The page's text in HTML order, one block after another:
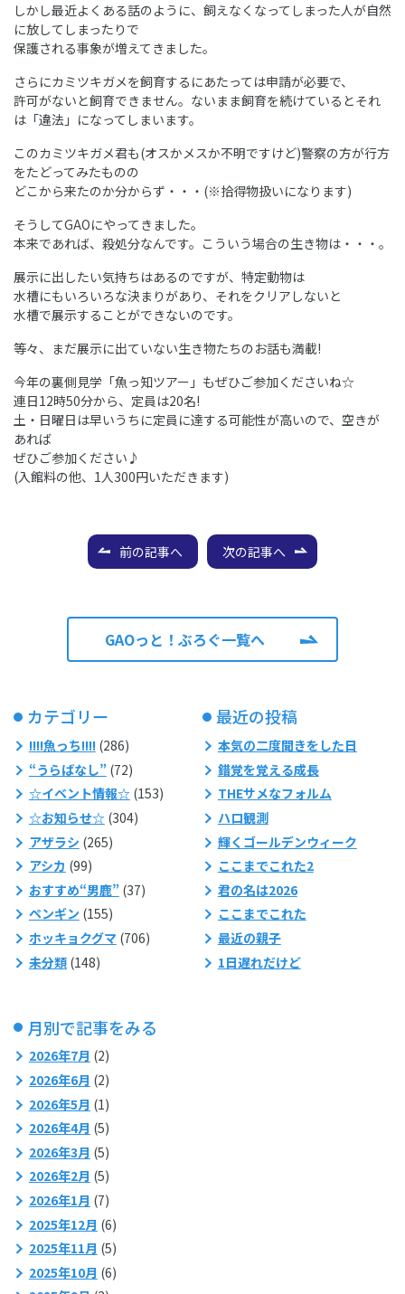
しかし最近よくある話のように、飼えなくなってしまった人が自然
に放してしまったりで
保護される事象が増えてきました。
さらにカミツキガメを飼育するにあたっては申請が必要で、
許可がないと飼育できません。ないまま飼育を続けているとそれ
は「違法」になってしまいます。
このカミツキガメ君も(オスかメスか不明ですけど)警察の方が行方
をたどってみたものの
どこから来たのか分からず・・・(※拾得物扱いになります)
そうしてGAOにやってきました。
本来であれば、殺処分なんです。こういう場合の生き物は・・・。
展示に出したい気持ちはあるのですが、特定動物は
水槽にもいろいろな決まりがあり、それをクリアしないと
水槽で展示することができないのです。
等々、まだ展示に出ていない生き物たちのお話も満載!
今年の裏側見学「魚っ知ツアー」もぜひご参加くださいね☆
連日12時50分から、定員は20名!
土・日曜日は早いうちに定員に達する可能性が高いので、空きが
あれば
ぜひご参加ください♪
(入館料の他、1人300円いただきます)
前の記事へ 次の記事へ
GAOっと！ぶろぐ一覧へ
カテゴリー
!!!!魚っち!!!!(286)
“うらばなし”(72)
☆イベント情報☆(153)
☆お知らせ☆(304)
アザラシ (265)
アシカ (99)
おすすめ“男鹿”(37)
ペンギン (155)
ホッキョクグマ (706)
未分類(148)
最近の投稿
本気の二度聞きをした日
錯覚を覚える成長
THEサメなフォルム
ハロ観測
輝くゴールデンウィーク
ここまでこれた2
君の名は2026
ここまでこれた
最近の親子
1日遅れだけど
月別で記事をみる
2026年7月 (2)
2026年6月 (2)
2026年5月 (1)
2026年4月 (5)
2026年3月 (5)
2026年2月 (5)
2026年1月 (7)
2025年12月 (6)
2025年11月 (5)
2025年10月 (6)